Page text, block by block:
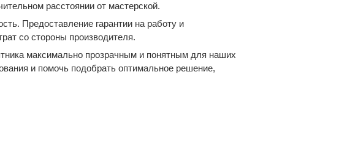
расстоянии от мастерской.
Предоставление гарантии на работу и
со стороны производителя.
максимально прозрачным и понятным для наших
и помочь подобрать оптимальное решение,